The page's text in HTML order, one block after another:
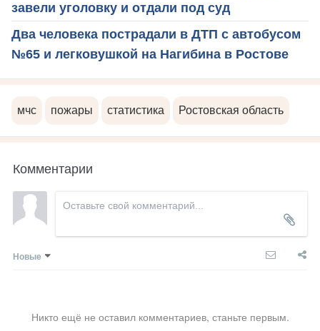
завели уголовку и отдали под суд
Два человека пострадали в ДТП с автобусом
№65 и легковушкой на Нагибина в Ростове
мчс пожары статистика Ростовская область
Комментарии
Новые
Никто ещё не оставил комментариев, станьте первым.